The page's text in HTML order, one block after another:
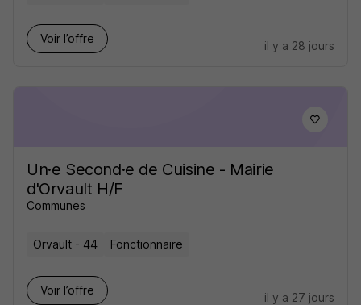
Voir l’offre
il y a 28 jours
Un·e Second·e de Cuisine - Mairie
d'Orvault H/F
Communes
Orvault - 44 Fonctionnaire
Voir l’offre
il y a 27 jours